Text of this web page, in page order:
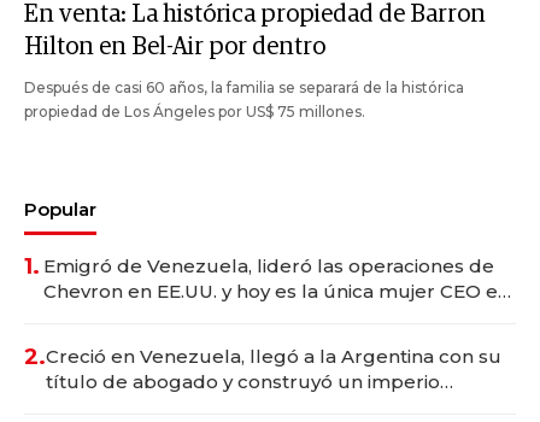
En venta: La histórica propiedad de Barron
Hilton en Bel-Air por dentro
Después de casi 60 años, la familia se separará de la histórica
propiedad de Los Ángeles por US$ 75 millones.
Popular
1. Emigró de Venezuela, lideró las operaciones de
Chevron en EE.UU. y hoy es la única mujer CEO en
2.Creció en Venezuela, llegó a la Argentina con su
título de abogado y construyó un imperio